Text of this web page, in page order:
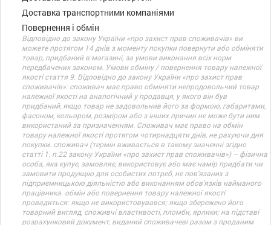
Доставка транспортними компаніями
Повернення і обмін
Відповідно до закону України «про захист прав споживачів» ви
можете протягом 14 днів з моменту покупки повернути або обміняти
товар, придбаний в магазині, за умови виконання всіх норм
передбачених законом. Умови обміну / повернення товару належної
якості стаття 9. Відповідно до закону України «про захист прав
споживачів»: споживач має право обміняти непродовольчий товар
належної якості на аналогічний у продавця, у якого він був
придбаний, якщо товар не задовольнив його за формою, габаритами,
фасоном, кольором, розміром або з інших причин не може бути ним
використаний за призначенням. Споживач має право на обмін
товару належної якості протягом чотирнадцяти днів, не рахуючи дня
покупки. споживач (термін вживається в такому значенні згідно
статті 1. п.22 закону України «про захист прав споживачів») – фізична
особа, яка купує, замовляє, використовує або має намір придбати чи
замовити продукцію для особистих потреб, не пов’язаних з
підприємницькою діяльністю або виконанням обов’язків найманого
працівника. обмін або повернення товару належної якості
провадиться: якщо не використовувався; якщо збережено його
товарний вигляд, споживчі властивості, пломби, ярлики; на підставі
розрахунковий документ, виданий споживачеві разом з проданим